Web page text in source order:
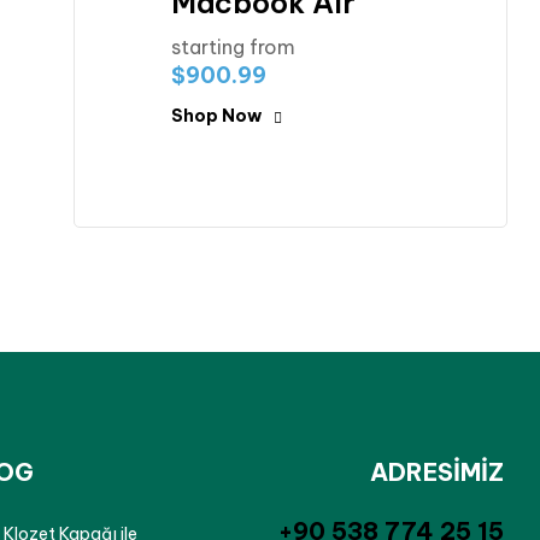
starting from
$900.99
Shop Now
Klozet Kapağı ile
ADRESİMİZ
‪+90 538 774 25 15‬